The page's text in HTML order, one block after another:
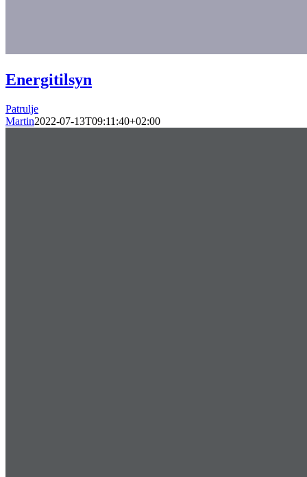
Energitilsyn
Patrulje
Martin2022-07-13T09:11:40+02:00